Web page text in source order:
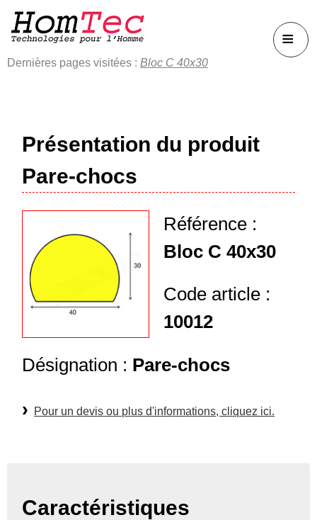
≡
Dernières pages visitées : Bloc C 40x30
Présentation du produit
Pare-chocs
Référence :
Bloc C 40x30
Code article :
10012
Désignation : Pare-chocs
Pour un devis ou plus d'informations, cliquez ici.
Caractéristiques